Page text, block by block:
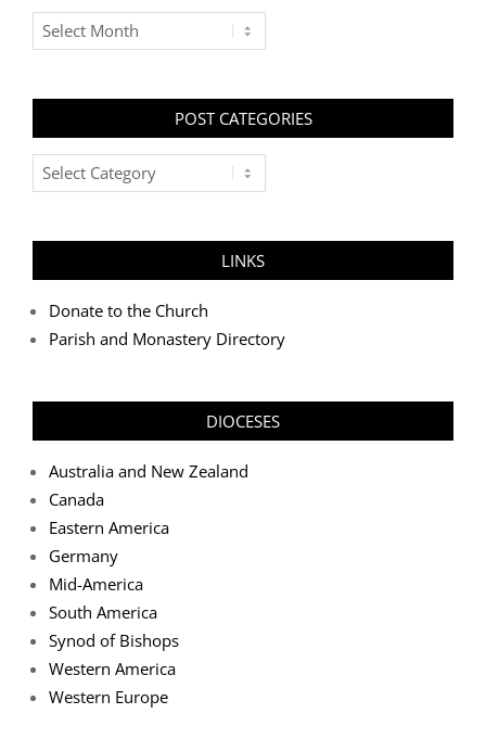
Archives
POST CATEGORIES
Post
Categories
LINKS
Donate to the Church
Parish and Monastery Directory
DIOCESES
Australia and New Zealand
Canada
Eastern America
Germany
Mid-America
South America
Synod of Bishops
Western America
Western Europe